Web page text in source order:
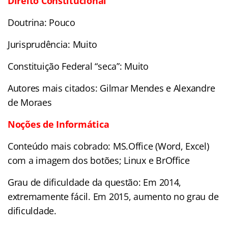
Doutrina: Pouco
Jurisprudência: Muito
Constituição Federal “seca”: Muito
Autores mais citados: Gilmar Mendes e Alexandre
de Moraes
Noções de Informática
Conteúdo mais cobrado: MS.Office (Word, Excel)
com a imagem dos botões; Linux e BrOffice
Grau de dificuldade da questão: Em 2014,
extremamente fácil. Em 2015, aumento no grau de
dificuldade.